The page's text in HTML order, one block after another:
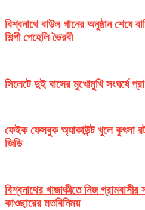
বিশ্বনাথে বাউল গানের অনুষ্ঠান শেষে
শিল্পী পেহেলি ভৈরবী
সিলেটে দুই বাসের মুখোমুখি সংঘর্ষে
ফেইক ফেসবুক অ্যাকাউন্ট খুলে কুৎসা
জিডি
বিশ্বনাথের খাজাঞ্চীতে নিজ গ্রামবাসীর
কাওছারের মতবিনিময়